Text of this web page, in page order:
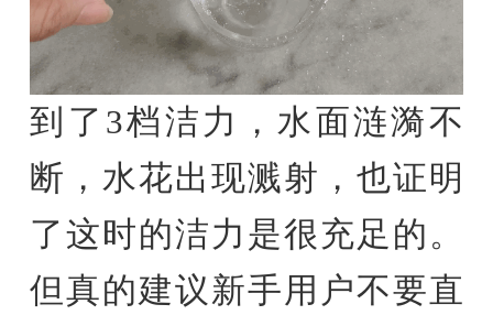
到了3档洁力，水面涟漪不
断，水花出现溅射，也证明
了这时的洁力是很充足的。
但真的建议新手用户不要直